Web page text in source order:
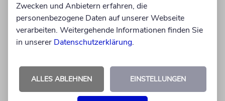
Die Anti-Terror-Polizei Londons untersucht,
ob eine muslimische Hilfsorganisation von der
Terrorfinanzierung mit ihren Spenden wusste
oder nicht
Zwecken und Anbietern erfahren, die
personenbezogene Daten auf unserer Webseite
verarbeiten. Weitergehende Informationen finden Sie
in unserer Datenschutzerklärung.
ALLES ABLEHNEN EINSTELLUNGEN